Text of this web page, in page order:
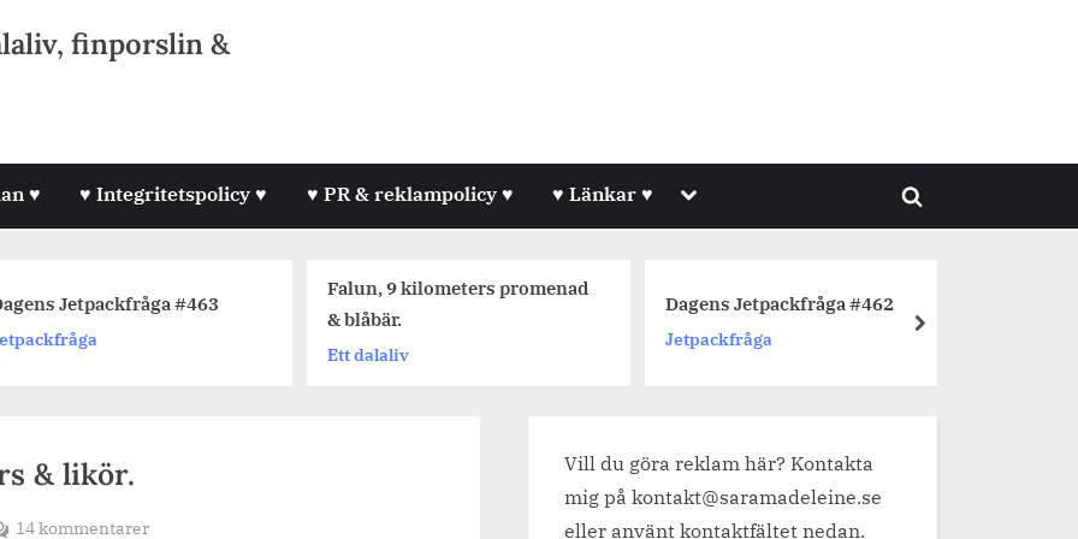
finporslin &
♥ ♥ Integritetspolicy ♥ ♥ PR & reklampolicy ♥ ♥ Länkar ♥ Toggle
menu
Toggle
Jetpackfråga #463
Falun, 9 kilometers promenad
& blåbär.
Ett dalaliv
Dagens Jetpackfråga #462
Jetpackfråga next
& likör.
14 kommentarertill
Vill du göra reklam här? Kontakta
mig på kontakt@saramadeleine.se
eller använt kontaktfältet nedan.